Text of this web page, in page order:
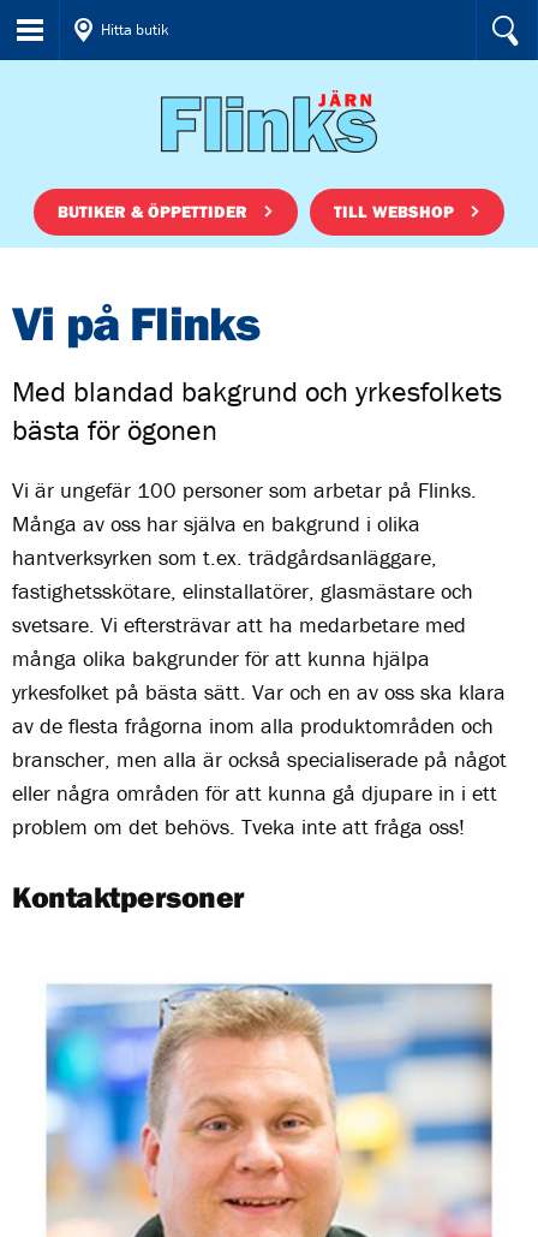
Hitta butik
BUTIKER & ÖPPETTIDER TILL WEBSHOP
Vi på Flinks
Med blandad bakgrund och yrkesfolkets
bästa för ögonen
Vi är ungefär 100 personer som arbetar på Flinks.
Många av oss har själva en bakgrund i olika
hantverksyrken som t.ex. trädgårdsanläggare,
fastighetsskötare, elinstallatörer, glasmästare och
svetsare. Vi eftersträvar att ha medarbetare med
många olika bakgrunder för att kunna hjälpa
yrkesfolket på bästa sätt. Var och en av oss ska klara
av de flesta frågorna inom alla produktområden och
branscher, men alla är också specialiserade på något
eller några områden för att kunna gå djupare in i ett
problem om det behövs. Tveka inte att fråga oss!
Kontaktpersoner